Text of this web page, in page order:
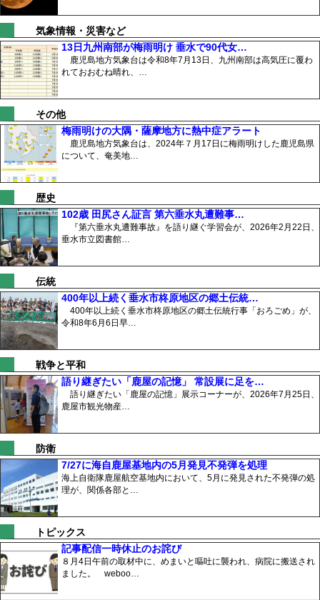
気象情報・災害など
13日九州南部が梅雨明け 垂水で90代女…
鹿児島地方気象台は令和8年7月13日、九州南部は高気圧に覆わ
れておおむね晴れ、…
その他
梅雨明けの大隅・薩摩地方に熱中症アラート
鹿児島地方気象台は、2024年７月17日に梅雨明けした鹿児島県
について、奄美地…
歴史
102歳 田尻さん証言 第六垂水丸遭難事…
『第六垂水丸遭難事故』を語り継ぐ学習会が、2026年2月22日、
垂水市立図書館…
伝統
400年以上続く垂水市柊原地区の郷土伝統…
400年以上続く垂水市柊原地区の郷土伝統行事「おろごめ」が、
令和8年6月6日早…
戦争と平和
語り継ぎたい「鹿屋の記憶」 常設展に足を…
語り継ぎたい「鹿屋の記憶」展示コーナーが、2026年7月25日、
鹿屋市観光物産…
防衛
7/27に海自鹿屋基地内の5月発見不発弾を処理
海上自衛隊鹿屋航空基地内において、5月に発見された不発弾の処
理が、関係各部と…
トピックス
記事配信一時休止のお詫び
８月4日午前の取材中に、めまいと嘔吐に襲われ、病院に搬送され
ました。 weboo…